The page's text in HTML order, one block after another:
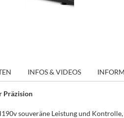
INFOS & VIDEOS
Präzision
souveräne Leistung und